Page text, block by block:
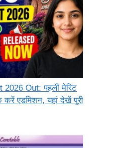
Out: पहली मेरिट
एडमिशन, यहां देखें पूरी